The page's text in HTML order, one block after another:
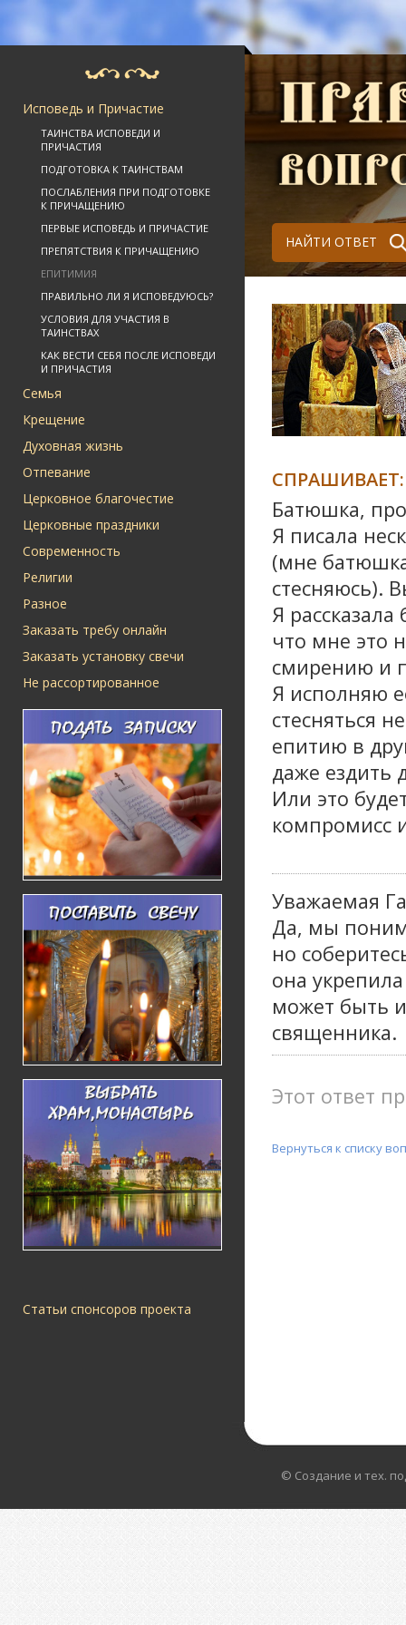
Исповедь и Причастие
ТАИНСТВА ИСПОВЕДИ И
ПРИЧАСТИЯ
ПОДГОТОВКА К ТАИНСТВАМ
ПОСЛАБЛЕНИЯ ПРИ ПОДГОТОВКЕ
К ПРИЧАЩЕНИЮ
ПЕРВЫЕ ИСПОВЕДЬ И ПРИЧАСТИЕ
ПРЕПЯТСТВИЯ К ПРИЧАЩЕНИЮ
ЕПИТИМИЯ
ПРАВИЛЬНО ЛИ Я ИСПОВЕДУЮСЬ?
УСЛОВИЯ ДЛЯ УЧАСТИЯ В
ТАИНСТВАХ
КАК ВЕСТИ СЕБЯ ПОСЛЕ ИСПОВЕДИ
И ПРИЧАСТИЯ
Семья
Крещение
Духовная жизнь
Отпевание
Церковное благочестие
Церковные праздники
Современность
Религии
Разное
Заказать требу онлайн
Заказать установку свечи
Не рассортированное
Статьи спонсоров проекта
НАЙТИ ОТВЕТ
СПРАШИВАЕТ:
Батюшка,
Я писала
(мне
стесняюсь).
Я
что мне это
смирению и
Я исполняю
стесняться
епитию в
даже ездить
Или это
компромисс
Уважаемая
Да, мы
но
она
может быть
священника.
Этот ответ
Вернуться к списку
© Создание и тех.